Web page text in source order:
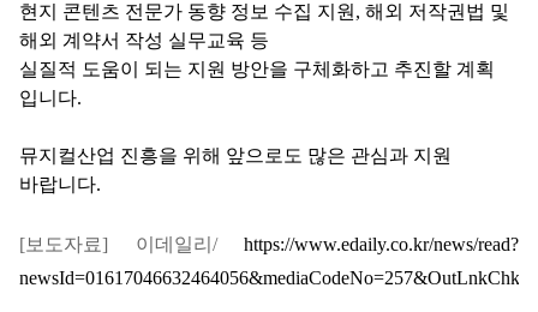
현지 콘텐츠 전문가 동향 정보 수집 지원, 해외 저작권법 및
해외 계약서 작성 실무교육 등
실질적 도움이 되는 지원 방안을 구체화하고 추진할 계획
입니다.
뮤지컬산업 진흥을 위해 앞으로도 많은 관심과 지원
바랍니다.
[보도자료] 이데일리/ https://www.edaily.co.kr/news/read?